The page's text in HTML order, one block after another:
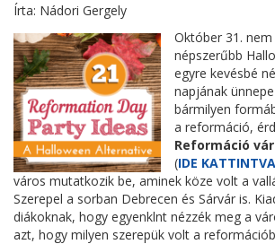
Írta: Nádori Gergely
Október 31.
népszerűbb
egyre kevésbé
napjának
bármilyen
a reformáció,
Reformáció
(IDE KATTINTVA
város mutatkozik be, aminek köze volt a
Szerepel a sorban Debrecen és Sárvár is.
diákoknak, hogy egyenklnt nézzék meg a
azt, hogy milyen szerepük volt a